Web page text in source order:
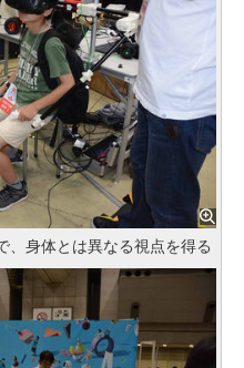
、身体とは異なる視点を得る